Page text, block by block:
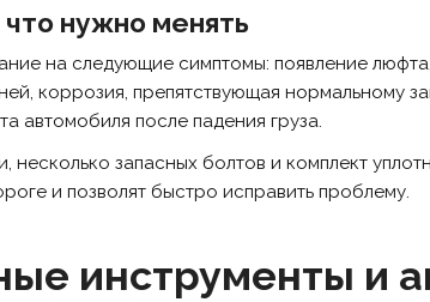
нужно менять
на следующие симптомы: появление
коррозия, препятствующая нормальному
автомобиля после падения груза.
несколько запасных болтов и комплект
и позволят быстро исправить проблему.
инструменты и